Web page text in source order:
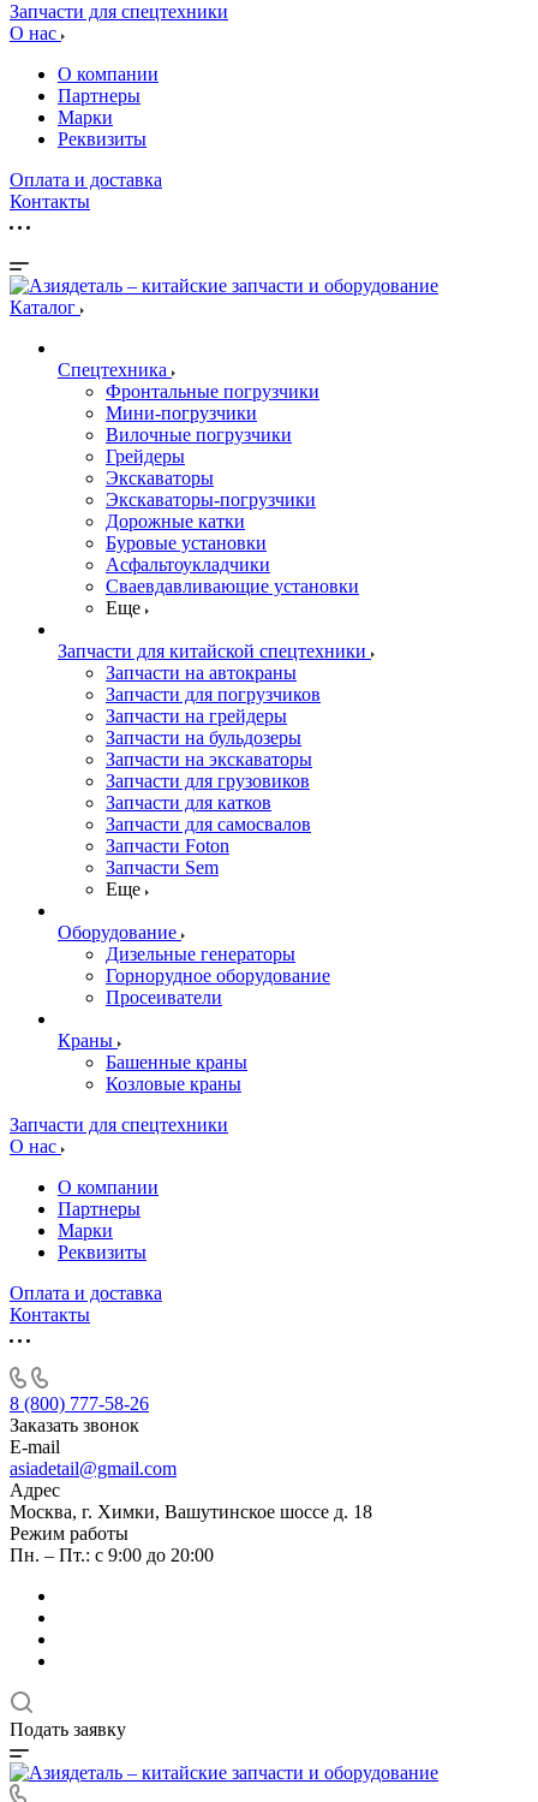
Запчасти для спецтехники
О нас
О компании
Партнеры
Марки
Реквизиты
Оплата и доставка
Контакты
Каталог
Спецтехника
Фронтальные погрузчики
Мини-погрузчики
Вилочные погрузчики
Грейдеры
Экскаваторы
Экскаваторы-погрузчики
Дорожные катки
Буровые установки
Асфальтоукладчики
Сваевдавливающие установки
Еще
Запчасти для китайской спецтехники
Запчасти на автокраны
Запчасти для погрузчиков
Запчасти на грейдеры
Запчасти на бульдозеры
Запчасти на экскаваторы
Запчасти для грузовиков
Запчасти для катков
Запчасти для самосвалов
Запчасти Foton
Запчасти Sem
Еще
Оборудование
Дизельные генераторы
Горнорудное оборудование
Просеиватели
Краны
Башенные краны
Козловые краны
Запчасти для спецтехники
О нас
О компании
Партнеры
Марки
Реквизиты
Оплата и доставка
Контакты
8 (800) 777-58-26
Заказать звонок
E-mail
asiadetail@gmail.com
Адрес
Москва, г. Химки, Вашутинское шоссе д. 18
Режим работы
Пн. – Пт.: с 9:00 до 20:00
Подать заявку